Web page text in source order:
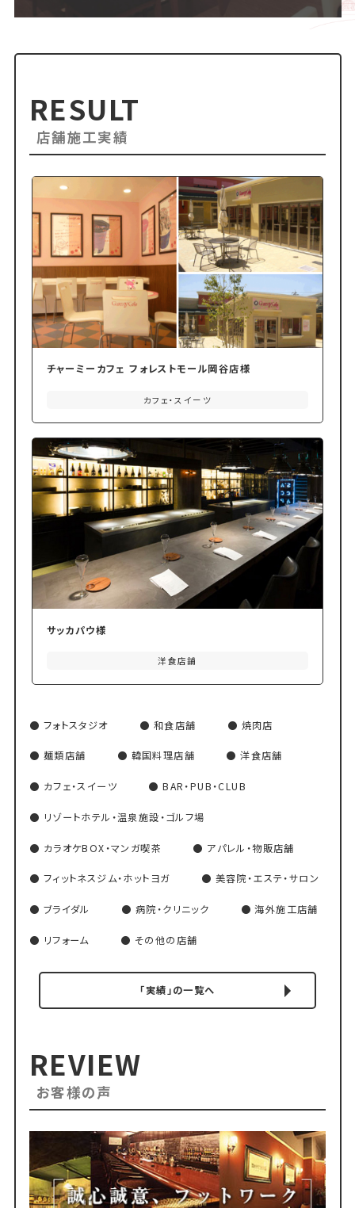
RESULT
店舗施工実績
チャーミーカフェ フォレストモール岡谷店様
カフェ・スイーツ
サッカパウ様
洋食店舗
フォトスタジオ 和食店舗 焼肉店
麺類店舗 韓国料理店舗 洋食店舗
カフェ・スイーツ BAR・PUB・CLUB
リゾートホテル・温泉施設・ゴルフ場
カラオケBOX・マンガ喫茶 アパレル・物販店舗
フィットネスジム・ホットヨガ 美容院・エステ・サロン
ブライダル 病院・クリニック 海外施工店舗
リフォーム その他の店舗
「実績」の一覧へ
REVIEW
お客様の声